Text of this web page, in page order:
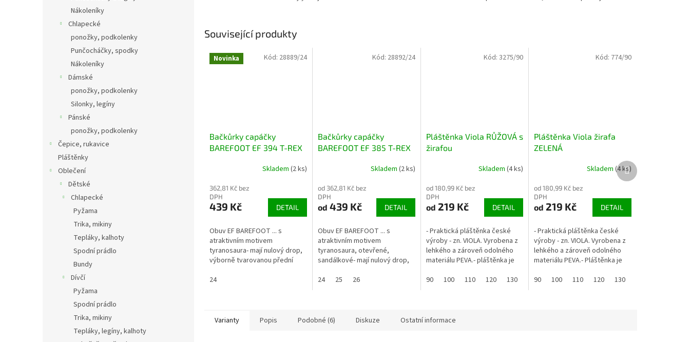
Nákoleníky
Chlapecké
ponožky, podkolenky
Punčocháčky, spodky
Nákoleníky
Dámské
ponožky, podkolenky
Silonky, legíny
Pánské
ponožky, podkolenky
Čepice, rukavice
Pláštěnky
Oblečení
Dětské
Chlapecké
Pyžama
Trika, mikiny
Tepláky, kalhoty
Spodní prádlo
Bundy
Dívčí
Pyžama
Spodní prádlo
Trika, mikiny
Tepláky, legíny, kalhoty
Související produkty
Novinka
Bačkůrky capáčky
BAREFOOT EF 394 T-REX
Skladem (2 ks)
362,81 Kč bez
DPH
439 Kč DETAIL
Obuv EF BAREFOOT ... s
atraktivním motivem
tyranosaura- mají nulový drop,
výborně tvarovanou přední
prsty- zapínání je na suchý zip,
24
Kód: 28889/24
Bačkůrky capáčky
BAREFOOT EF 385 T-REX
Skladem (2 ks)
od 362,81 Kč bez
DPH
od 439 Kč DETAIL
Obuv EF BAREFOOT ... s
atraktivním motivem
tyranosaura, otevřené,
sandálkové- mají nulový drop,
část s dostatkem prostoru pro
24 25 26
Kód: 28892/24
Pláštěnka Viola RŮŽOVÁ s
žirafou
Skladem(4 ks)
od 180,99 Kč bez
DPH
od 219 Kč DETAIL
- Praktická pláštěnka české
výroby - zn. VIOLA. Vyrobena z
lehkého a zároveň odolného
materiálu PEVA.- pláštěnka je
velikosti cca 100g, větší cca...
90 100 110 120 130
Kód:3275/90
Pláštěnka Viola žirafa
ZELENÁ
Skladem (4 ks)
od 180,99 Kč bez
DPH
od 219 Kč DETAIL
- Praktická pláštěnka české
výroby - zn. VIOLA. Vyrobena z
lehkého a zároveň odolného
materiálu PEVA.- Pláštěnka je
velikosti cca 100g a větší cca...
90 100 110 120 130
Kód: 774/90
Další
produkt
Varianty Popis Podobné (6) Diskuze Ostatní informace